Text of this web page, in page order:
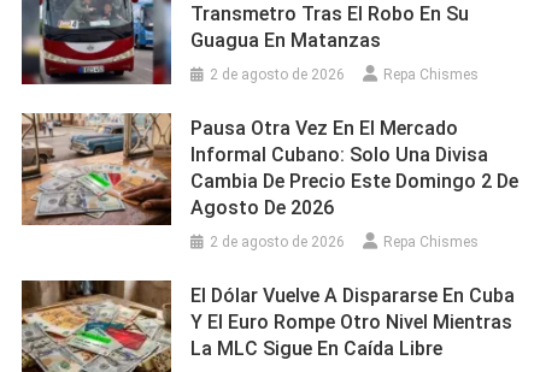
Transmetro Tras El Robo En Su
Guagua En Matanzas
2 de agosto de 2026 Repa Chismes
Pausa Otra Vez En El Mercado
Informal Cubano: Solo Una Divisa
Cambia De Precio Este Domingo 2 De
Agosto De 2026
2 de agosto de 2026 Repa Chismes
El Dólar Vuelve A Dispararse En Cuba
Y El Euro Rompe Otro Nivel Mientras
La MLC Sigue En Caída Libre